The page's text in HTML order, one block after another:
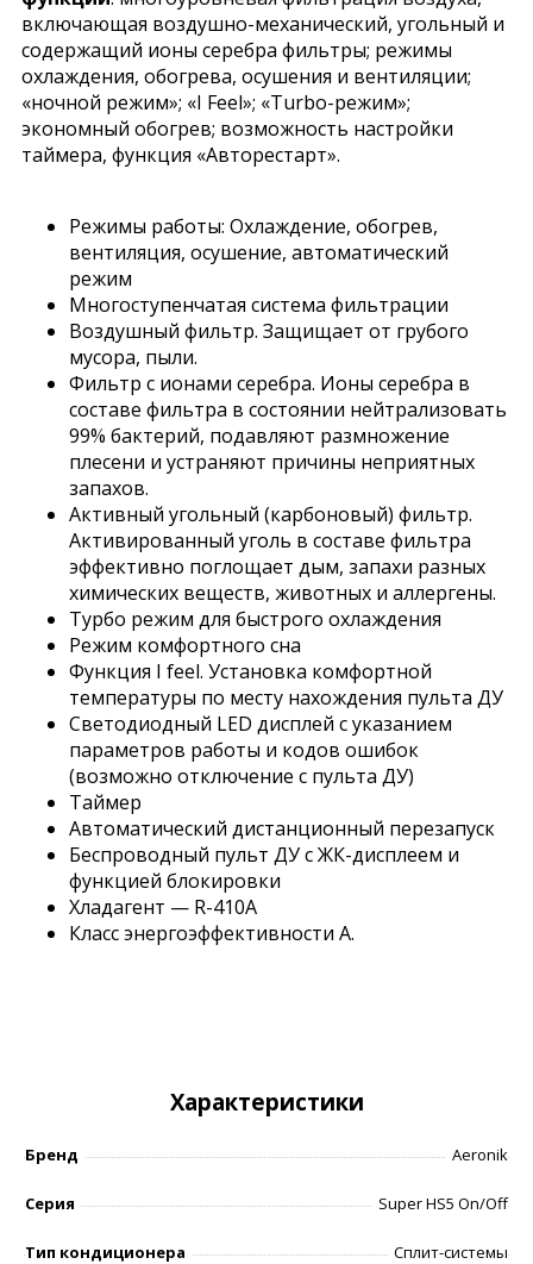
включающая воздушно-механический, угольный и
содержащий ионы серебра фильтры; режимы
охлаждения, обогрева, осушения и вентиляции;
«ночной режим»; «I Feel»; «Turbo-режим»;
экономный обогрев; возможность настройки
таймера, функция «Авторестарт».
Режимы работы: Охлаждение, обогрев,
вентиляция, осушение, автоматический
режим
Многоступенчатая система фильтрации
Воздушный фильтр. Защищает от грубого
мусора, пыли.
Фильтр с ионами серебра. Ионы серебра в
составе фильтра в состоянии нейтрализовать
99% бактерий, подавляют размножение
плесени и устраняют причины неприятных
запахов.
Активный угольный (карбоновый) фильтр.
Активированный уголь в составе фильтра
эффективно поглощает дым, запахи разных
химических веществ, животных и аллергены.
Турбо режим для быстрого охлаждения
Режим комфортного сна
Функция I feel. Установка комфортной
температуры по месту нахождения пульта ДУ
Светодиодный LED дисплей с указанием
параметров работы и кодов ошибок
(возможно отключение с пульта ДУ)
Таймер
Автоматический дистанционный перезапуск
Беспроводный пульт ДУ с ЖК-дисплеем и
функцией блокировки
Хладагент — R-410A
Класс энергоэффективности А.
Характеристики
Бренд Aeronik
Серия Super HS5 On/Off
Тип кондиционера Сплит-системы